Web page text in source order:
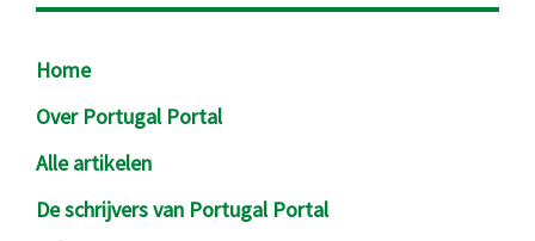
Footer
Home
Over Portugal Portal
Alle artikelen
De schrijvers van Portugal Portal